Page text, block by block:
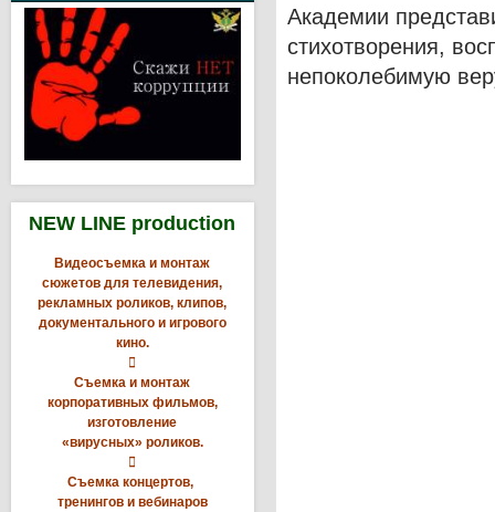
NEW LINE production
Видеосъемка и монтаж
сюжетов для телевидения,
рекламных роликов, клипов,
документального и игрового
кино.

Съемка и монтаж
корпоративных фильмов,
изготовление
«вирусных» роликов.

Съемка концертов,
тренингов и вебинаров
Академии
стихотворения,
непоколебимую